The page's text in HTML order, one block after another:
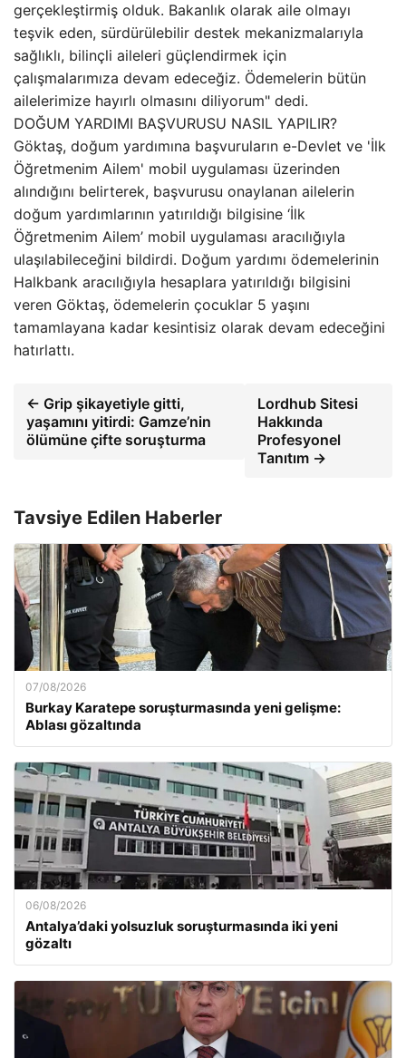
gerçekleştirmiş olduk. Bakanlık olarak aile olmayı
teşvik eden, sürdürülebilir destek mekanizmalarıyla
sağlıklı, bilinçli aileleri güçlendirmek için
çalışmalarımıza devam edeceğiz. Ödemelerin bütün
ailelerimize hayırlı olmasını diliyorum" dedi.
DOĞUM YARDIMI BAŞVURUSU NASIL YAPILIR?
Göktaş, doğum yardımına başvuruların e-Devlet ve 'İlk
Öğretmenim Ailem' mobil uygulaması üzerinden
alındığını belirterek, başvurusu onaylanan ailelerin
doğum yardımlarının yatırıldığı bilgisine ‘İlk
Öğretmenim Ailem’ mobil uygulaması aracılığıyla
ulaşılabileceğini bildirdi. Doğum yardımı ödemelerinin
Halkbank aracılığıyla hesaplara yatırıldığı bilgisini
veren Göktaş, ödemelerin çocuklar 5 yaşını
tamamlayana kadar kesintisiz olarak devam edeceğini
hatırlattı.
← Grip şikayetiyle gitti,
yaşamını yitirdi: Gamze’nin
ölümüne çifte soruşturma
Lordhub Sitesi
Hakkında
Profesyonel
Tanıtım →
Tavsiye Edilen Haberler
07/08/2026
Burkay Karatepe soruşturmasında yeni gelişme:
Ablası gözaltında
06/08/2026
Antalya’daki yolsuzluk soruşturmasında iki yeni
gözaltı